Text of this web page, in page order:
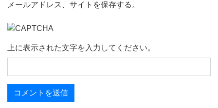
メールアドレス、サイトを保存する。
上に表示された文字を入力してください。